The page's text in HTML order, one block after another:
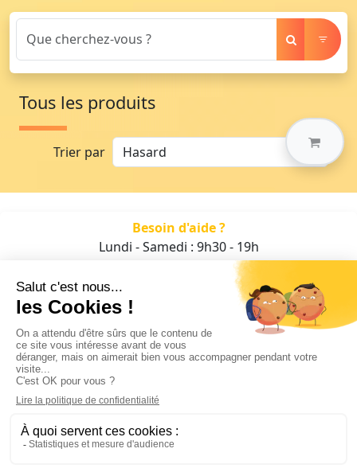
Tous les produits
Trier par
Besoin d'aide ?
Lundi - Samedi : 9h30 - 19h